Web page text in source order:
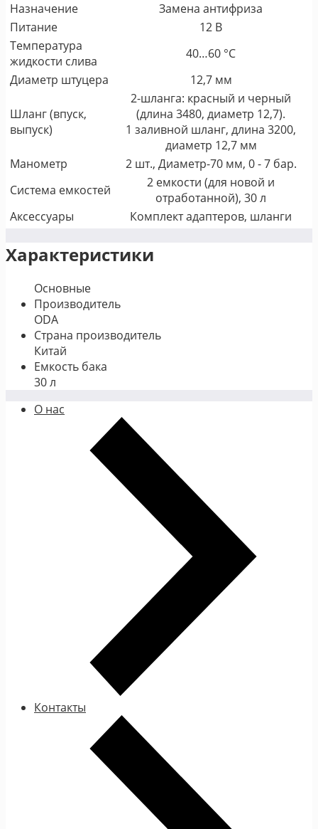
Назначение
Замена антифриза
Питание
12 В
Температура
жидкости слива
40…60 °С
Диаметр штуцера
12,7 мм
Шланг (впуск,
выпуск)
2-шланга: красный и черный
(длина 3480, диаметр 12,7).
1 заливной шланг, длина 3200,
диаметр 12,7 мм
Манометр
2 шт., Диаметр-70 мм, 0 - 7 бар.
Система емкостей
2 емкости (для новой и
отработанной), 30 л
Аксессуары
Комплект адаптеров, шланги
Характеристики
Основные
Производитель
ODA
Страна производитель
Китай
Емкость бака
30 л
О нас
Контакты